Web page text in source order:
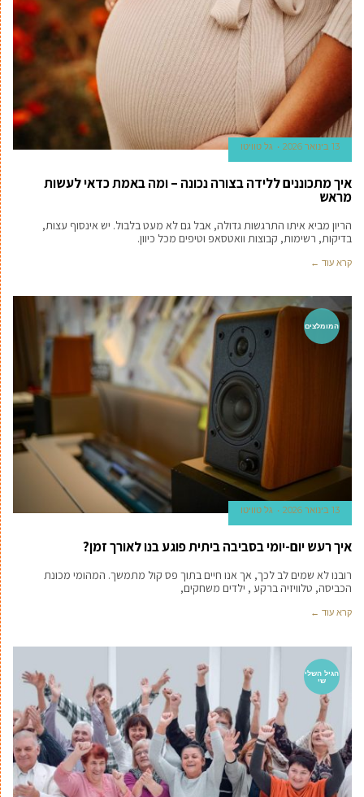
13 בינואר 2026 גל טוויטו
איך מתכוננים ללידה בצורה נכונה – ומה באמת כדאי לעשות
מראש
הריון מביא איתו התרגשות גדולה, אבל גם לא מעט בלבול. יש אינסוף עצות,
בדיקות, רשימות, קבוצות וואטסאפ וטיפים מכל כיוון.
קרא עוד ←
המומלצים
13 בינואר 2026 גל טוויטו
איך רעש יום-יומי בסביבה ביתית פוגע בנו לאורך זמן?
רובנו לא שמים לב לכך, אך אנו חיים בתוך פס קול מתמשך. המהומי מכונת
הכביסה, טלוויזיה ברקע , ילדים משחקים,
קרא עוד ←
הגיל השלי
שי